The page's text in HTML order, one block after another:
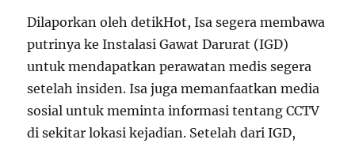
Dilaporkan oleh detikHot, Isa segera membawa
putrinya ke Instalasi Gawat Darurat (IGD)
untuk mendapatkan perawatan medis segera
setelah insiden. Isa juga memanfaatkan media
sosial untuk meminta informasi tentang CCTV
di sekitar lokasi kejadian. Setelah dari IGD,